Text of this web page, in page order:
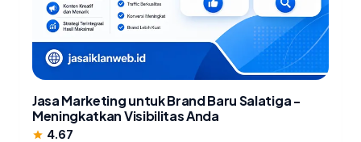
Jasa Marketing untuk Brand Baru Salatiga -
Meningkatkan Visibilitas Anda
star 4.67